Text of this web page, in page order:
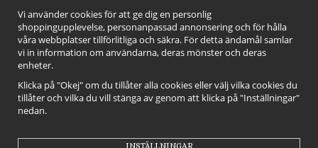
Vi använder cookies för att ge dig en personlig
shoppingupplevelse, personanpassad annonsering och för hålla
våra webbplatser tillförlitliga och säkra. För detta ändamål samlar
vi in information om användarna, deras mönster och deras
enheter.
Klicka på "Okej" om du tillåter alla cookies eller välj vilka cookies du
tillåter och vilka du vill stänga av genom att klicka på "Inställningar"
nedan.
INSTÄLLNINGAR